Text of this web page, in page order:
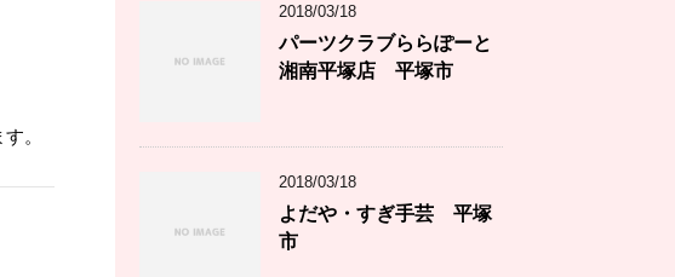
。
2018/03/18
パーツクラブららぽーと
湘南平塚店 平塚市
2018/03/18
よだや・すぎ手芸 平塚
市